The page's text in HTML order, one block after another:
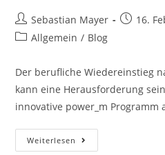
Sebastian Mayer
16.
Allgemein / Blog
Der berufliche Wiedereinstieg
kann eine Herausforderung
innovative power_m Programm
Weiterlesen